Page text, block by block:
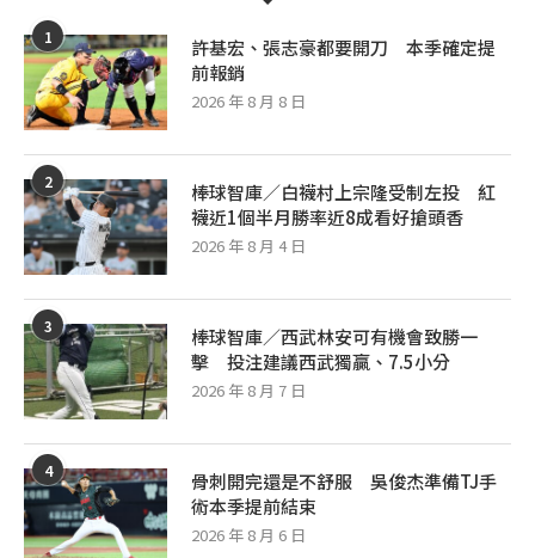
1
許基宏、張志豪都要開刀 本季確定提
前報銷
2026 年 8 月 8 日
2
棒球智庫／白襪村上宗隆受制左投 紅
襪近1個半月勝率近8成看好搶頭香
2026 年 8 月 4 日
3
棒球智庫／西武林安可有機會致勝一
擊 投注建議西武獨贏、7.5小分
2026 年 8 月 7 日
4
骨刺開完還是不舒服 吳俊杰準備TJ手
術本季提前結束
2026 年 8 月 6 日